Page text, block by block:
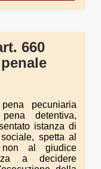
660
pecuniaria
detentiva,
istanza di
spetta al
al giudice
a decidere